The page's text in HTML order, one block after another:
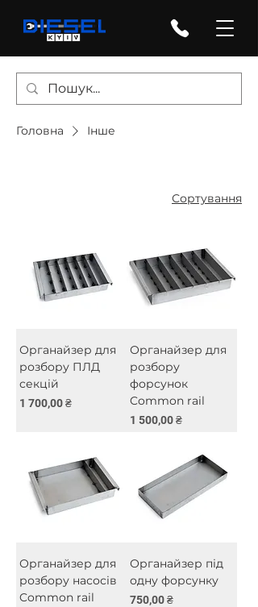
Головна Інше
Сортування
Органайзер для
розбору ПЛД
секцій
Ціна
1 700,00 ₴
Органайзер для
розбору
форсунок
Common rail
Ціна
1 500,00 ₴
Органайзер для
розбору насосів
Common rail
Органайзер під
одну форсунку
Ціна
750,00 ₴